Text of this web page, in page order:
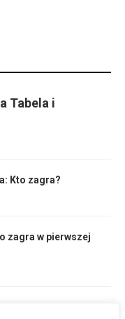
Tabela i
Kto zagra?
zagra w pierwszej